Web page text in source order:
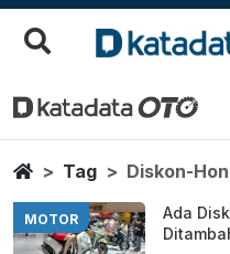
Diskon Honda
Berita Terbaru
HomeTag Diskon-
MOTOR
Ada